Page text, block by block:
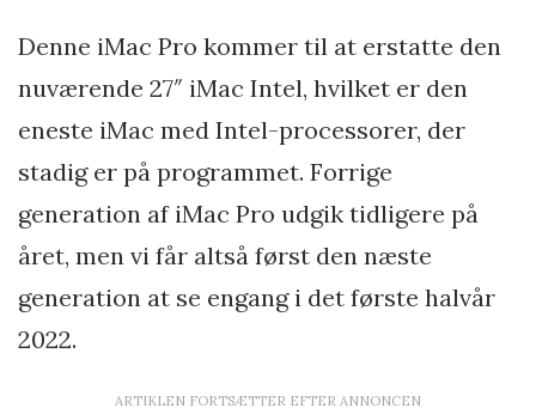
Denne iMac Pro kommer til at erstatte den
nuværende 27″ iMac Intel, hvilket er den
eneste iMac med Intel-processorer, der
stadig er på programmet. Forrige
generation af iMac Pro udgik tidligere på
året, men vi får altså først den næste
generation at se engang i det første halvår
2022.
ARTIKLEN FORTSÆTTER EFTER ANNONCEN